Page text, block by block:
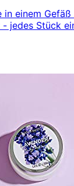
einem Gefäß
jedes Stück